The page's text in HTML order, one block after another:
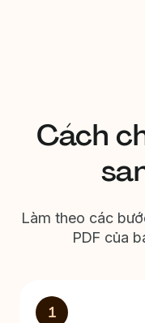
Cách
Làm theo các
PDF của
1